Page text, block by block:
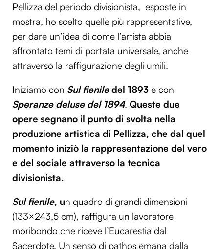
Pellizza del periodo divisionista, esposte in
mostra, ho scelto quelle più rappresentative,
per dare un’idea di come l’artista abbia
affrontato temi di portata universale, anche
attraverso la raffigurazione degli umili.
Iniziamo con Sul fieniledel 1893 e con
Speranze delusedel 1894. Queste due
opere segnano il punto di svolta nella
produzione artistica di Pellizza, che dal quel
momento iniziò la rappresentazione del vero
e del sociale attraverso la tecnica
divisionista.
Sul fienile, un quadro di grandi dimensioni
(133×243,5 cm), raffigura un lavoratore
moribondo che riceve l’Eucarestia dal
Sacerdote. Un senso di pathos emana dalla